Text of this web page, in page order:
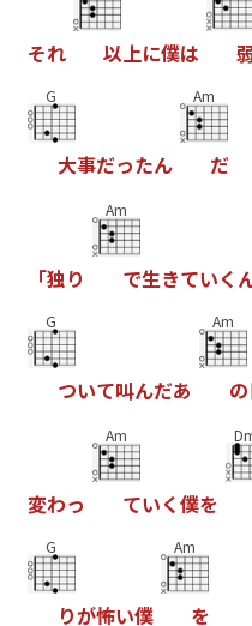
それ 以上に僕は
G
大事だったん
Am
だ
「独り
Am
で生きていく
G
ついて叫んだあ
Am
の
変わっ
Am
ていく僕を
G
りが怖い僕
Am
を